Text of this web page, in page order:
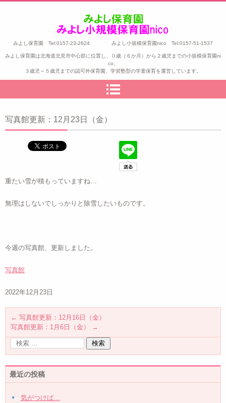
みよし保育園 Tel:0157-23-2624 みよし小規模保育園nico Tel:0157-51-1537
みよし保育園は北海道北見市中心部に位置し、０歳（６か月）から２歳児までの小規模保育園ni
co、
３歳児～５歳児までの認可外保育園、学習塾型の学童保育を運営しています。
写真館更新：12月23日（金）
重たい雪が積もっていますね…
無理はしないでしっかりと除雪したいものです。
今週の写真館、更新しました。
写真館
2022年12月23日
← 写真館更新：12月16日（金）
写真館更新：1月6日（金）
→
最近の投稿
気がつけば…